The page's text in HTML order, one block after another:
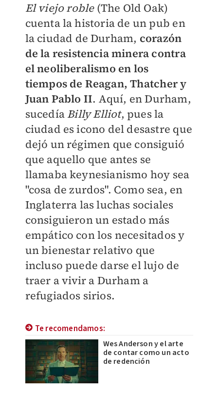
El viejo roble(The Old Oak)
cuenta la historia de un pub en
la ciudad de Durham, corazón
de la resistencia minera contra
el neoliberalismo en los
tiempos de Reagan, Thatcher y
Juan Pablo II. Aquí, en Durham,
sucedía Billy Elliot, pues la
ciudad es icono del desastre que
dejó un régimen que consiguió
que aquello que antes se
llamaba keynesianismo hoy sea
"cosa de zurdos". Como sea, en
Inglaterra las luchas sociales
consiguieron un estado más
empático con los necesitados y
un bienestar relativo que
incluso puede darse el lujo de
traer a vivir a Durham a
refugiados sirios.
Te recomendamos:
Wes Anderson y el arte
de contar como un acto
de redención